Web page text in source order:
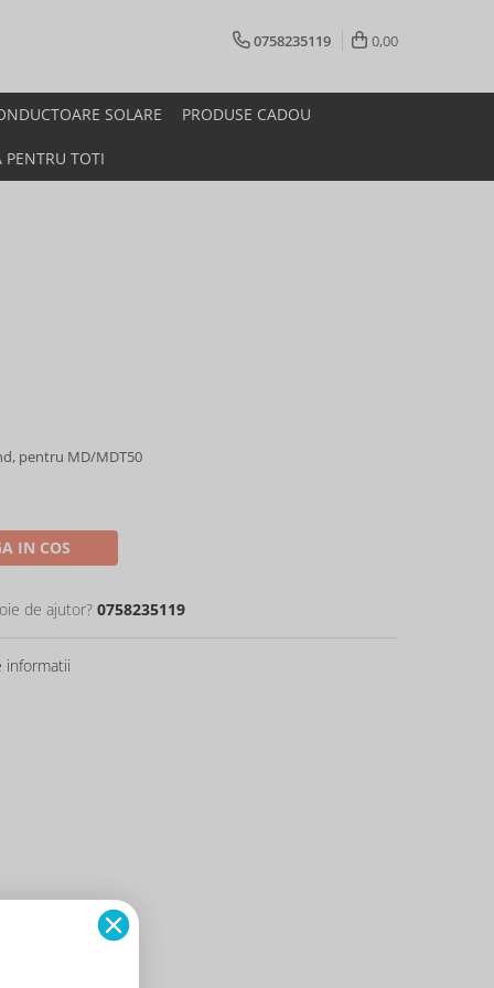
0758235119 0,00
SOLARE PRODUSE CADOU
PENTRU TOTI
pentru MD/MDT50
IN COS
de ajutor? 0758235119
informatii